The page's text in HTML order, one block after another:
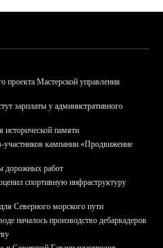
проекта Мастерской управления
зарплаты у административного
исторической памяти
кампании «Продвижение
дорожных работ
спортивную инфраструктуру
Северного морского пути
началось производство дебаркадеров